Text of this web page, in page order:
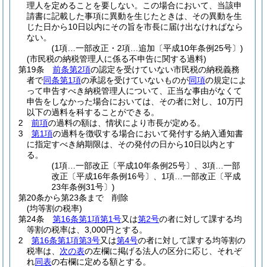
理人を定めることを要しない。
この場合において、当該申
請書に記載した事項に異動を生じたときは、その異動を生
じた日から10日以内にその旨を市長に届け出なければなら
ない。
(1項…一部改正・2項…追加〔平成10年条例25号〕)
(市民税の納税管理人に係る不申告に関する過料)
第19条
前条第2項の認定を受けていない市民税の納税義務
者で同条第1項の承認を受けていないものが同項の規定によ
って申告すべき納税管理人について、正当な事由がなくて
申告をしなかった場合においては、その者に対し、10万円
以下の過料を科することができる。
2
前項の過料の額は、情状により市長が定める。
3
第1項の過料を徴収する場合において発付する納入通知書
に指定すべき納期限は、その発付の日から10日以内とす
る。
(1項…一部改正〔平成10年条例25号〕、3項…一部
改正〔平成16年条例16号〕、1項…一部改正〔平成
23年条例31号〕)
第20条から第23条まで
削除
(均等割の税率)
第24条
第16条第1項第1号又は第2号の者に対して課する均
等割の税率は、3,000円とする。
2
第16条第1項第3号又は第4号の者に対して課する均等割の
税率は、 次の表の左欄に掲げる法人の区分に応じ、それぞ
れ同表の右欄に定める額とする。